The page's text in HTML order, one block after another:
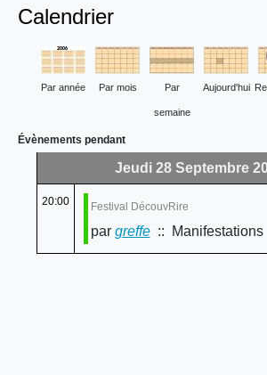
Calendrier
Par année Par mois Par
semaine
Aujourd'hui
Évènements pendant
Jeudi 28 Septembre
20:00 Festival DécouvRire
par greffe:: Manifestations